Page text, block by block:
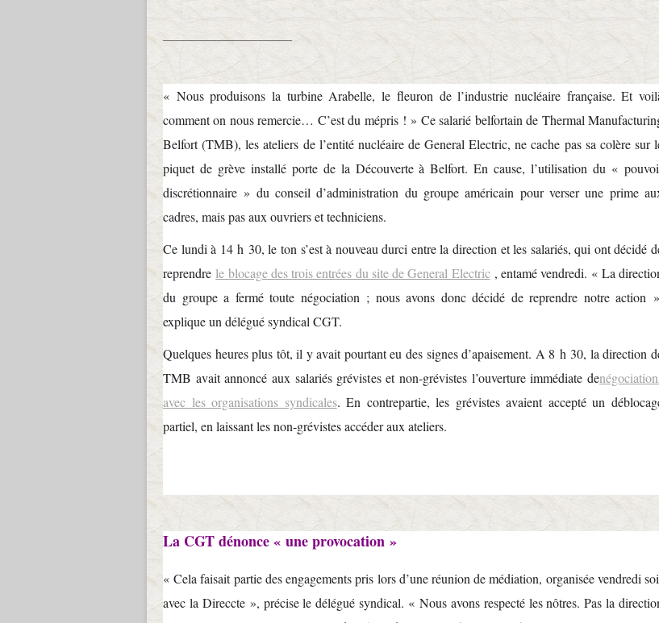
« Nous produisons la turbine Arabelle, le fleuron de l’industrie nucléaire française. Et
comment on nous remercie… C’est du mépris ! » Ce salarié belfortain de Thermal
Belfort (TMB), les ateliers de l’entité nucléaire de General Electric, ne cache pas sa colère sur
piquet de grève installé porte de la Découverte à Belfort. En cause, l’utilisation du «
discrétionnaire » du conseil d’administration du groupe américain pour verser une prime
cadres, mais pas aux ouvriers et techniciens.
Ce lundi à 14 h 30, le ton s’est à nouveau durci entre la direction et les salariés, qui ont décidé
reprendre le blocage des trois entrées du site de General Electric , entamé vendredi. « La
du groupe a fermé toute négociation ; nous avons donc décidé de reprendre notre action
explique un délégué syndical CGT.
Quelques heures plus tôt, il y avait pourtant eu des signes d’apaisement. A 8 h 30, la direction
TMB avait annoncé aux salariés grévistes et non-grévistes l’ouverture immédiate de
avec les organisations syndicales. En contrepartie, les grévistes avaient accepté un
partiel, en laissant les non-grévistes accéder aux ateliers.
La CGT dénonce « une provocation »
« Cela faisait partie des engagements pris lors d’une réunion de médiation, organisée vendredi
avec la Direccte », précise le délégué syndical. « Nous avons respecté les nôtres. Pas la